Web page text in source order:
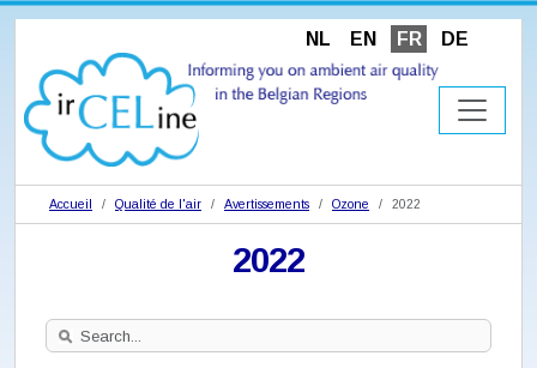
NL EN FR DE
Accueil Qualité de l'air Avertissements Ozone 2022
2022
Search
Site